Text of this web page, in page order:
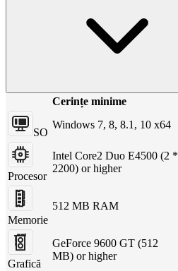
Cerințe minime
SO
Windows 7, 8, 8.1, 10 x64
Procesor
Intel Core2 Duo E4500 (2 *
2200) or higher
Memorie
512 MB RAM
Grafică
GeForce 9600 GT (512
MB) or higher